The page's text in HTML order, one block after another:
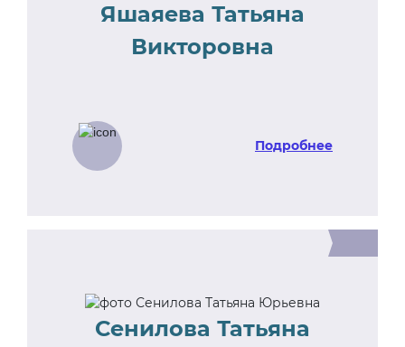
Яшаяева Татьяна
Викторовна
Подробнее
Сенилова Татьяна